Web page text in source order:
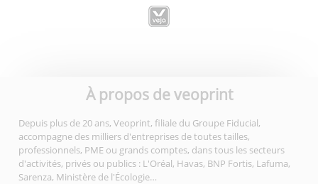
À propos de veoprint
Depuis plus de 20 ans, Veoprint, filiale du Groupe Fiducial,
accompagne des milliers d'entreprises de toutes tailles,
professionnels, PME ou grands comptes, dans tous les secteurs
d'activités, privés ou publics : L'Oréal, Havas, BNP Fortis, Lafuma,
Sarenza, Ministère de l'Écologie…